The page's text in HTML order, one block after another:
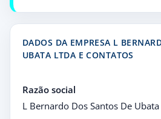
DADOS DA EMPRESA L
UBATA LTDA E CONTATOS
Razão social
L Bernardo Dos Santos De